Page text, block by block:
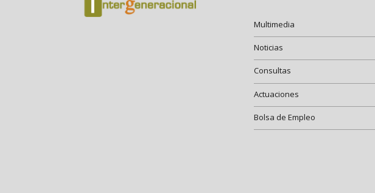
Multimedia
Noticias
Consultas
Actuaciones
Bolsa de Empleo